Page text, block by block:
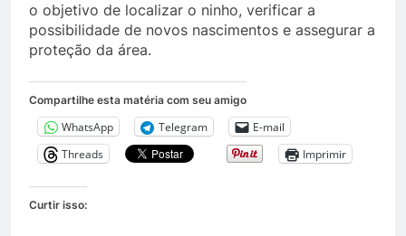
o objetivo de localizar o ninho, verificar a
possibilidade de novos nascimentos e assegurar a
proteção da área.
Compartilhe esta matéria com seu amigo
WhatsApp Telegram
E-mail
Threads
Imprimir
Curtir isso: